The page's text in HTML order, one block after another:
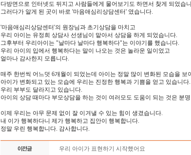
다방면으로 인터넷도 뒤지고 사람들에게 물어보기도 하면서 찾게 되었습
그러다가 알게 된 곳이 바로 '마음애심리상담센터' 였습니다.
'마음애심리상담센터'의 원장님과 초기상담을 마치고
우리 아이는 유정희 상담사 선생님이 맡아서 상담을 하게 되었습니다.
그후부터 우리아이는 "날마다 날마다 행복하다"는 이야기를 했습니다.
우리 아이의 입에서 행복하다는 말이 나오는 것은 놀라운 일이었고
얼마나 감사한지 모릅니다.
매주 한번씩 어느덧 6개월이 되었는데 아이는 정말 많이 변화된 모습을 보
아이가 변화되고 있는 모습에 우리는 진정한 행복과 기쁨을 얻고 있습니다.
우리 부부도 달라지고 있습니다.
아이의 상담 때마다 부모상담을 하는 것이 여러모도 도움이 되는 것은 분
이제 우리는 아무 문제 없이 잘 이겨낼 수 있는 힘이 생겼습니다.
내 이가 행복하다니 제가 행복하고 집안이 행복합니다.
정말 우린 행복합니다. 감사합니다.
우리 아이가 표현하기 시작했어요